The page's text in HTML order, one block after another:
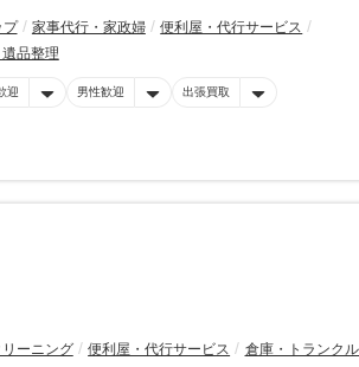
プ 家事代行・家政婦
便利屋・代行サービス
品整理
迎 男性歓迎 出張買取
ーニング 便利屋・代行サービス
倉庫・トランク